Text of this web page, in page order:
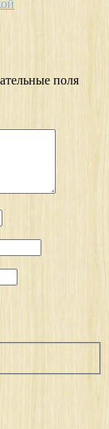
поля